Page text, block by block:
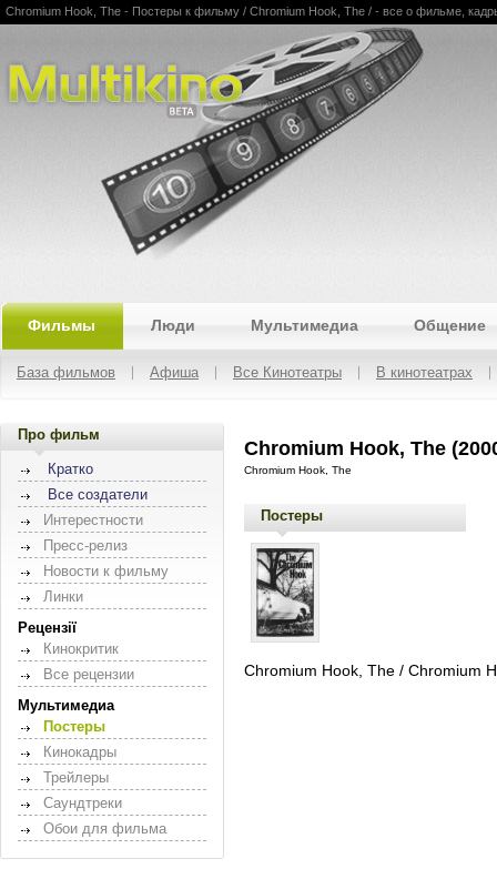
Multikino
Chromium Hook, The - Постеры к фильму / Chromium Hook, The / - все о фильме,
Фильмы Люди Мультимедиа Общение
База фильмов Афиша Все Кинотеатры В кинотеатрах
Про фильм
Кратко
Все создатели
Интерестности
Пресс-релиз
Новости к фильму
Линки
Рецензії
Кинокритик
Все рецензии
Мультимедиа
Постеры
Кинокадры
Трейлеры
Саундтреки
Обои для фильма
Chromium Hook, The
Chromium Hook, The
Постеры
Chromium Hook, The / Chromium